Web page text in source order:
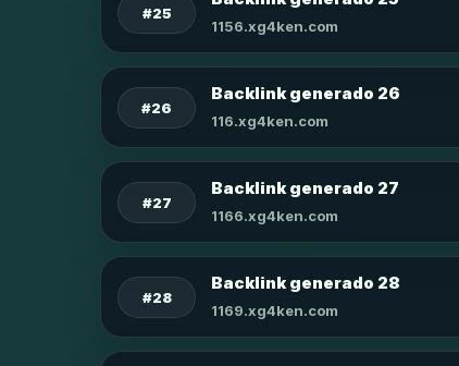
#25
1156.xg4ken.com
#26
Backlink generado 26
116.xg4ken.com
#27
Backlink generado 27
1166.xg4ken.com
#28
Backlink generado 28
1169.xg4ken.com